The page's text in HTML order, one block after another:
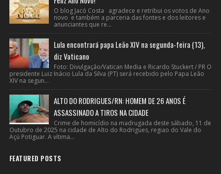
O blog Jacó Costa agradece e retribui os votos de Ano
novo e também a parceria das fontes e dos leitores e
anunciantes que re...
Lula encontrará papa Leão XIV na segunda-feira (13),
diz Vaticano
Foto: Divulgação/Vatican Media e Ricardo Stuckert / PR O
presidente Luiz Inácio Lula da Silva (PT) será recebido pelo Papa Leão
XIV na segun...
ALTO DO RODRIGUES/RN: HOMEM DE 26 ANOS É
ASSASSINADO A TIROS NA CIDADE
Crime de homicídio na madrugada deste sábado, 11 de
Outubro de 2025 na cidade de Alto do Rodrigues, regiao do Vale do
Açú Potiguar. A vítima...
FEATURED POSTS